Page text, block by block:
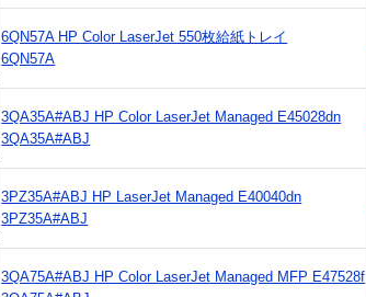
6QN57A HP Color LaserJet 550枚給紙トレイ
6QN57A
3QA35A#ABJ HP Color LaserJet Managed E45028dn
3QA35A#ABJ
3PZ35A#ABJ HP LaserJet Managed E40040dn
3PZ35A#ABJ
3QA75A#ABJ HP Color LaserJet Managed MFP E47528f